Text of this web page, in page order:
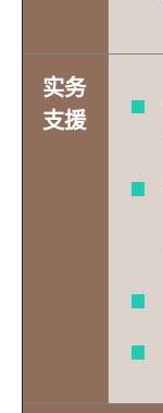
实务
支援